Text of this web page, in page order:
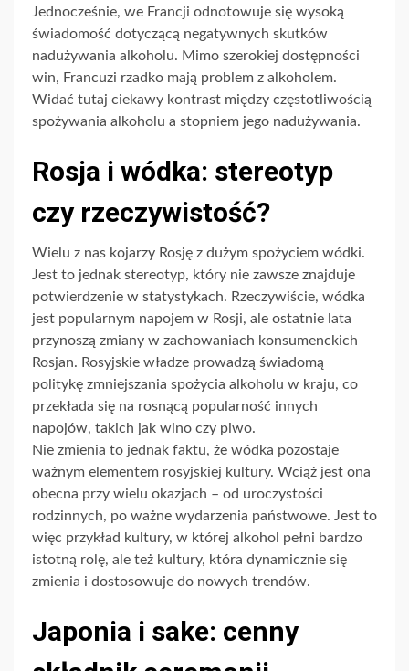
Jednocześnie, we Francji odnotowuje się wysoką
świadomość dotyczącą negatywnych skutków
nadużywania alkoholu. Mimo szerokiej dostępności
win, Francuzi rzadko mają problem z alkoholem.
Widać tutaj ciekawy kontrast między częstotliwością
spożywania alkoholu a stopniem jego nadużywania.
Rosja i wódka: stereotyp
czy rzeczywistość?
Wielu z nas kojarzy Rosję z dużym spożyciem wódki.
Jest to jednak stereotyp, który nie zawsze znajduje
potwierdzenie w statystykach. Rzeczywiście, wódka
jest popularnym napojem w Rosji, ale ostatnie lata
przynoszą zmiany w zachowaniach konsumenckich
Rosjan. Rosyjskie władze prowadzą świadomą
politykę zmniejszania spożycia alkoholu w kraju, co
przekłada się na rosnącą popularność innych
napojów, takich jak wino czy piwo.
Nie zmienia to jednak faktu, że wódka pozostaje
ważnym elementem rosyjskiej kultury. Wciąż jest ona
obecna przy wielu okazjach – od uroczystości
rodzinnych, po ważne wydarzenia państwowe. Jest to
więc przykład kultury, w której alkohol pełni bardzo
istotną rolę, ale też kultury, która dynamicznie się
zmienia i dostosowuje do nowych trendów.
Japonia i sake: cenny